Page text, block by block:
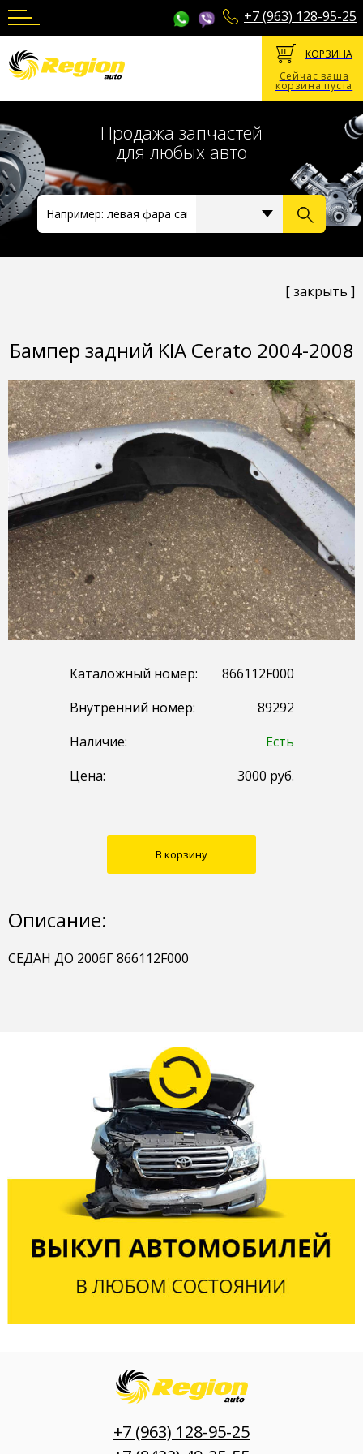
+7 (963) 128-95-25
КОРЗИНА
Сейчас ваша
корзина пуста
Продажа запчастей
для любых авто
[ закрыть ]
Бампер задний KIA Cerato 2004-2008
Каталожный номер:
866112F000
Внутренний номер:
89292
Наличие:
Есть
Цена:
3000 руб.
В корзину
Описание:
СЕДАН ДО 2006Г 866112F000
+7 (963) 128-95-25